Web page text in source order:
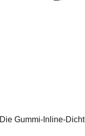
Die Gummi-Inline-